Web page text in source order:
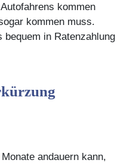
kommen
kommen muss.
bequem in Ratenzahlung
andauern kann,